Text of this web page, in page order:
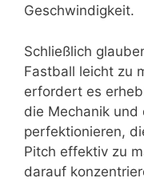
Geschwindigkeit.
Schließlich
Fastball leicht zu
erfordert es
die Mechanik und
perfektionieren,
Pitch effektiv zu
darauf